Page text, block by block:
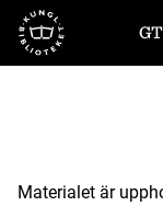
Till startsidan
Materialet är